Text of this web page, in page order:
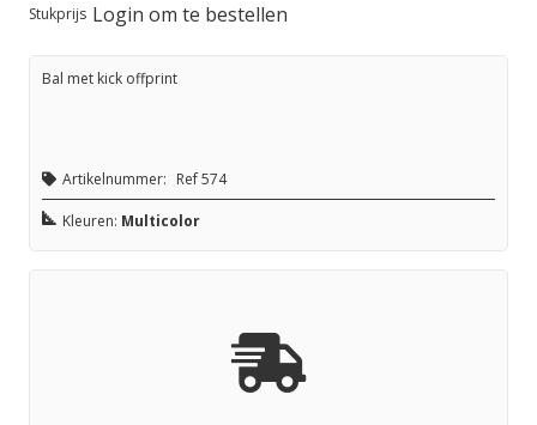
Stukprijs Login om te bestellen
Bal met kick offprint
Artikelnummer: Ref 574
Kleuren: Multicolor